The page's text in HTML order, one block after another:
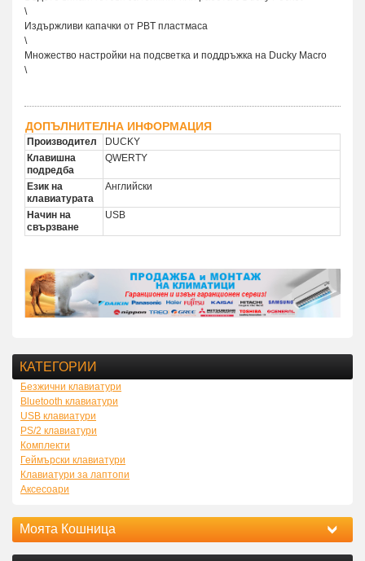
\
Издържливи капачки от PBT пластмаса
\
Множество настройки на подсветка и поддръжка на Ducky Macro
\
ДОПЪЛНИТЕЛНА ИНФОРМАЦИЯ
Производител
DUCKY
Клавишна
подредба
QWERTY
Език на
клавиатурата
Английски
Начин на
свързване
USB
КАТЕГОРИИ
Безжични клавиатури
Bluetooth клавиатури
USB клавиатури
PS/2 клавиатури
Комплекти
Геймърски клавиатури
Клавиатури за лаптопи
Аксесоари
Моята Кошница